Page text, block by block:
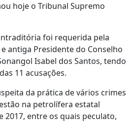
hoje o Tribunal Supremo
foi requerida pela
antiga Presidente do Conselho
Isabel dos Santos, tendo
11 acusações.
da prática de vários crimes
na petrolífera estatal
2017, entre os quais peculato,